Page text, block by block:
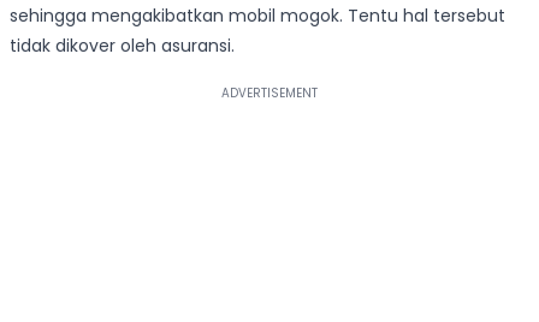
sehingga mengakibatkan mobil mogok. Tentu hal tersebut
tidak dikover oleh asuransi.